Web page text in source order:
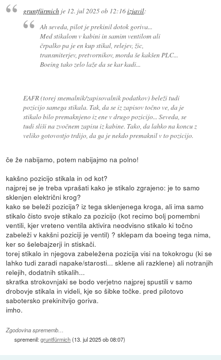
gruntfürmichje 12. jul 2025 ob 12:16izjavil:
Ah seveda, pilot je prekinil dotok goriva...
Med stikalom v kabini in samim ventilom ali
črpalko pa je en kup stikal, relejev, žic,
transmiterjev, pretvornikov, morda še kakšen PLC...
Boeing tako zelo laže da se kar kadi...
EAFR (torej snemalnik/zapisovalnik podatkov) beleži tudi
pozicijo samega stikala. Tak, da se iz zapisov točno ve, da je
stikalo bilo premaknjeno iz ene v drugo pozicijo... Seveda, se
tudi sliši na zvočnem zapisu iz kabine. Tako, da lahko na koncu z
veliko gotovostjo trdijo, da ga je nekdo premaknil v to pozicijo.
če že nabijamo, potem nabijajmo na polno!
kakšno pozicijo stikala in od kot?
najprej se je treba vprašati kako je stikalo zgrajeno: je to samo
sklenjen električni krog?
kako se beleži pozicija? iz tega sklenjenega kroga, ali ima samo
stikalo čisto svoje stikalo za pozicijo (kot recimo bolj pomembni
ventili, kjer vreteno ventila aktivira neodvisno stikalo ki točno
zabeleži v kakšni poziciji je ventil) ? sklepam da boeing tega nima,
ker so šelebajzerji in stiskači.
torej stikalo in njegova zabeležena pozicija visi na tokokrogu (ki se
lahko tudi zaradi napake/starosti... sklene ali razklene) ali notranjih
relejih, dodatnih stikalih...
skratka strokovnjaki se bodo verjetno najprej spustili v samo
drobovje stikala in videli, kje so šibke točke. pred pilotovo
sabotersko prekinitvijo goriva.
imho.
Zgodovina sprememb…
spremenil:gruntfürmich(13. jul 2025 ob 08:07)